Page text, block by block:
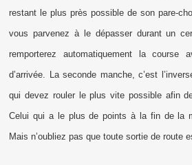
restant le plus près possible de son pare-
vous parvenez à le dépasser durant un
remporterez automatiquement la course
d’arrivée. La seconde manche, c’est
qui devez rouler le plus vite possible afin
Celui qui a le plus de points à la fin de la
Mais n’oubliez pas que toute sortie de route